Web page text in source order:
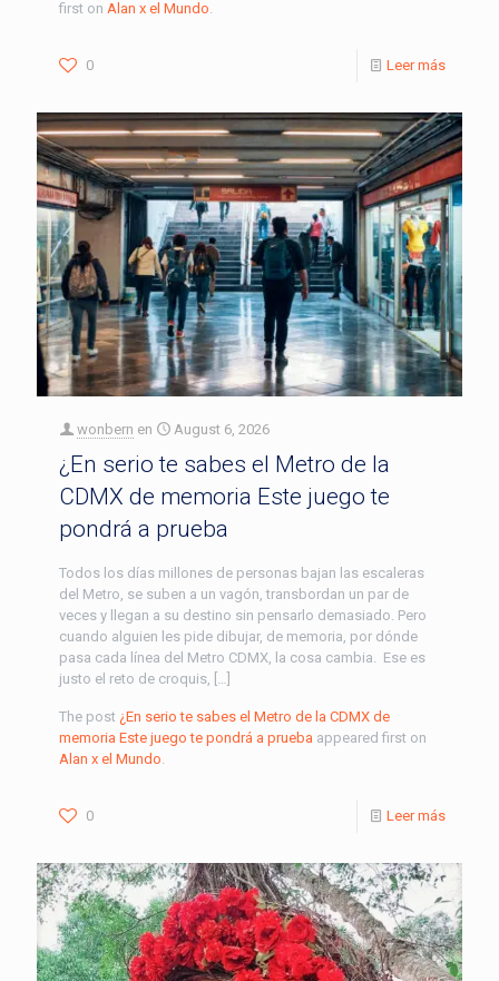
first on Alan x el Mundo.
0 Leer más
wonbern en August 6, 2026
¿En serio te sabes el Metro de la
CDMX de memoria Este juego te
pondrá a prueba
Todos los días millones de personas bajan las escaleras
del Metro, se suben a un vagón, transbordan un par de
veces y llegan a su destino sin pensarlo demasiado. Pero
cuando alguien les pide dibujar, de memoria, por dónde
pasa cada línea del Metro CDMX, la cosa cambia. Ese es
justo el reto de croquis, […]
The post ¿En serio te sabes el Metro de la CDMX de
memoria Este juego te pondrá a prueba appeared first on
Alan x el Mundo
0 Leer más